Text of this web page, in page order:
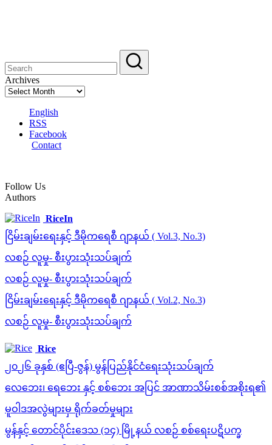
Archives
English
RSS
Facebook
Contact
Follow Us
Authors
RiceIn
ငြိမ်းချမ်းရေးနှင့် ဒီမိုကရေစီ ဂျာနယ် ( Vol.3, No.3)
လစဉ် လူမှု- စီးပွားသုံးသပ်ချက်
လစဉ် လူမှု- စီးပွားသုံးသပ်ချက်
ငြိမ်းချမ်းရေးနှင့် ဒီမိုကရေစီ ဂျာနယ် ( Vol.2, No.3)
လစဉ် လူမှု- စီးပွားသုံးသပ်ချက်
Rice
၂၀၂၆ ခုနှစ် (ဧပြီ-ဇွန်) မွန်ပြည်နိုင်ငံရေးသုံးသပ်ချက်
လေဘေး၊ ရေဘေး နှင့် စစ်ဘေး အပြင် အာဏာသိမ်းစစ်အစိုးရ၏
မူဝါဒအလွဲများမှ ရိုက်ခတ်မှုများ
မွန်နှင့် တောင်ပိုင်းဒေသ (၁၄) မြို့နယ် လစဉ် စစ်ရေးပဋိပက္ခ